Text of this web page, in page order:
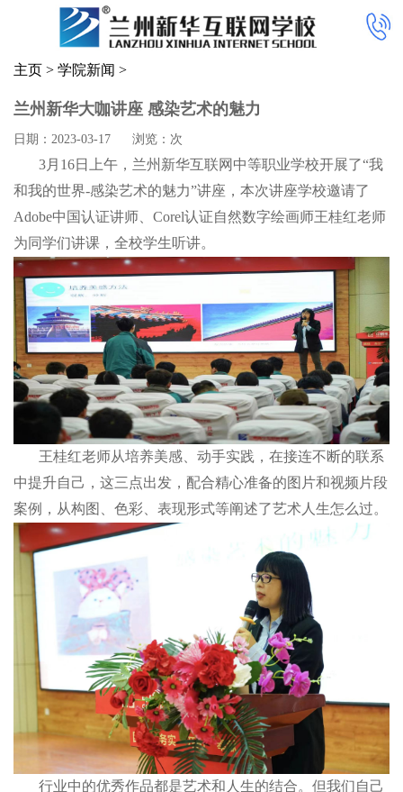
主页 > 学院新闻 >
兰州新华大咖讲座 感染艺术的魅力
日期：2023-03-17 浏览： 次
3月16日上午，兰州新华互联网中等职业学校开展了“我
和我的世界-感染艺术的魅力”讲座，本次讲座学校邀请了
Adobe中国认证讲师、Corel认证自然数字绘画师王桂红老师
为同学们讲课，全校学生听讲。
王桂红老师从培养美感、动手实践，在接连不断的联系
中提升自己，这三点出发，配合精心准备的图片和视频片段
案例，从构图、色彩、表现形式等阐述了艺术人生怎么过。
行业中的优秀作品都是艺术和人生的结合。但我们自己